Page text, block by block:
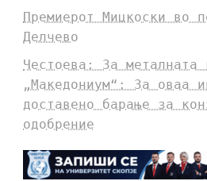
Премиерот Мицкоски во
Делчево
Честоева: За металната
„Македониум“: За оваа
доставено барање за
одобрение